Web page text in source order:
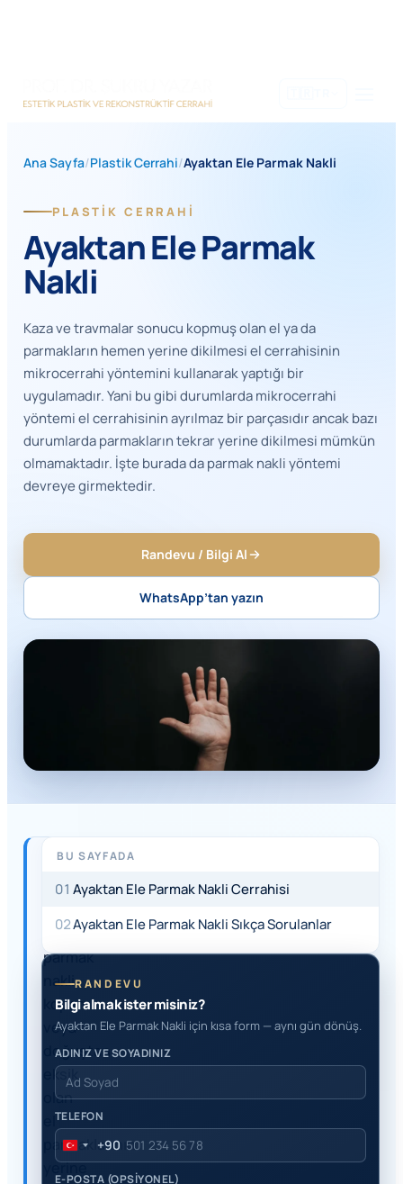
Ana Sayfa/Plastik Cerrahi/Ayaktan Ele Parmak Nakli
PLASTIK CERRAHI
Ayaktan Ele Parmak
Nakli
Kaza ve travmalar sonucu kopmuş olan el ya da
parmakların hemen yerine dikilmesi el cerrahisinin
mikrocerrahi yöntemini kullanarak yaptığı bir
uygulamadır. Yani bu gibi durumlarda mikrocerrahi
yöntemi el cerrahisinin ayrılmaz bir parçasıdır ancak bazı
durumlarda parmakların tekrar yerine dikilmesi mümkün
olmamaktadır. İşte burada da parmak nakli yöntemi
devreye girmektedir.
Randevu / Bilgi Al
WhatsApp’tan yazın
HIZLI
YANIT
ele
parmak
nakli,
kopan
veya
doğuştan
eksik
olan
parmaklarının
yerine
BU SAYFADA
01 Ayaktan Ele Parmak Nakli Cerrahisi
02Ayaktan Ele Parmak Nakli Sıkça Sorulanlar
RANDEVU
Bilgi almak ister misiniz?
Ayaktan Ele Parmak Nakli için kısa form — aynı gün dönüş.
ADINIZ VE SOYADINIZ
TELEFON
Turkey
+90
+90
E-POSTA (OPSİYONEL)